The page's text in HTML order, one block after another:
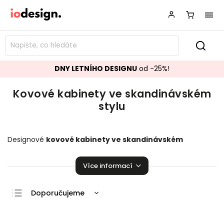
DNY LETNÍHO DESIGNU od -25%!
Kovové kabinety ve skandinávském
stylu
Designové kovové kabinety ve skandinávském
Stylové kabinety
které zaručeně pozvednou
úroveň vaší domácnosti!
Více informací
Doporučujeme